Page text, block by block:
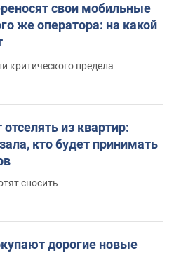
свои мобильные
же оператора: на какой
критического предела
из квартир:
кто будет принимать
сносить
дорогие новые